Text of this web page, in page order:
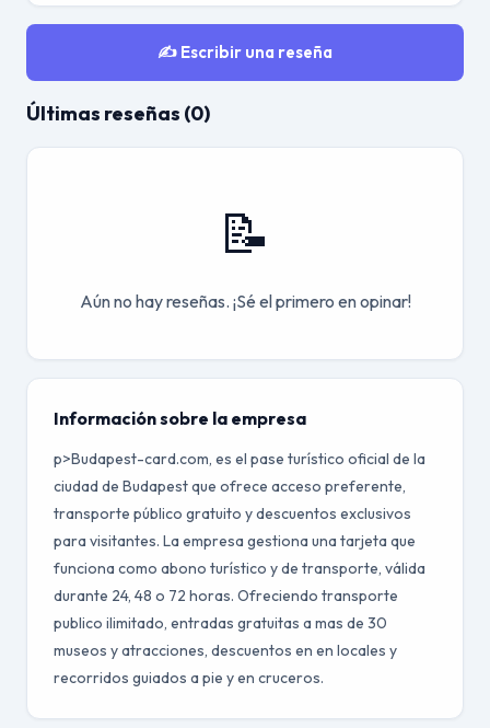
✍️ Escribir una reseña
Últimas reseñas (0)
📝
Aún no hay reseñas. ¡Sé el primero en opinar!
Información sobre la empresa
p>Budapest-card.com, es el pase turístico oficial de la
ciudad de Budapest que ofrece acceso preferente,
transporte público gratuito y descuentos exclusivos
para visitantes. La empresa gestiona una tarjeta que
funciona como abono turístico y de transporte, válida
durante 24, 48 o 72 horas. Ofreciendo transporte
publico ilimitado, entradas gratuitas a mas de 30
museos y atracciones, descuentos en en locales y
recorridos guiados a pie y en cruceros.